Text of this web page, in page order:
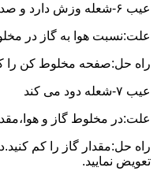
عیب ۶-شعله وزش دارد و صدا می کند.
علت:نسبت هوا به گاز در
راه حل:صفحه مخلوط کن را
عیب ۷-شعله دود می کند
علت:در مخلوط گاز و
راه حل:مقدار گاز را کم
تعویض نمایید.